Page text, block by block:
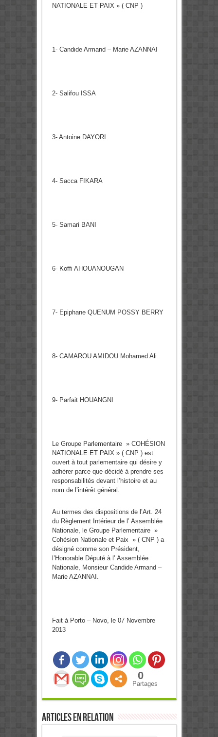
NATIONALE ET PAIX » ( CNP )
1- Candide Armand – Marie AZANNAI
2- Salifou ISSA
3- Antoine DAYORI
4- Sacca FIKARA
5- Samari BANI
6- Koffi AHOUANOUGAN
7- Epiphane QUENUM POSSY BERRY
8- CAMAROU AMIDOU Mohamed Ali
9- Parfait HOUANGNI
Le Groupe Parlementaire » COHÉSION
NATIONALE ET PAIX » ( CNP ) est
ouvert à tout parlementaire qui désire y
adhérer parce que décidé à prendre ses
responsabilités devant l’histoire et au
nom de l’intérêt général.
Au termes des dispositions de l’Art. 24
du Règlement Intérieur de l’ Assemblée
Nationale, le Groupe Parlementaire »
Cohésion Nationale et Paix » ( CNP ) a
désigné comme son Président,
l’Honorable Député à l’ Assemblée
Nationale, Monsieur Candide Armand –
Marie AZANNAI.
Fait à Porto – Novo, le 07 Novembre
2013
0
Partages
Articles en relation